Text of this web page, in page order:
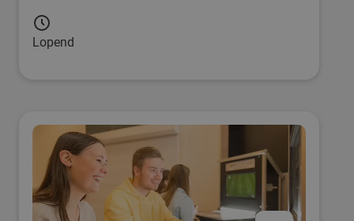
Lopend